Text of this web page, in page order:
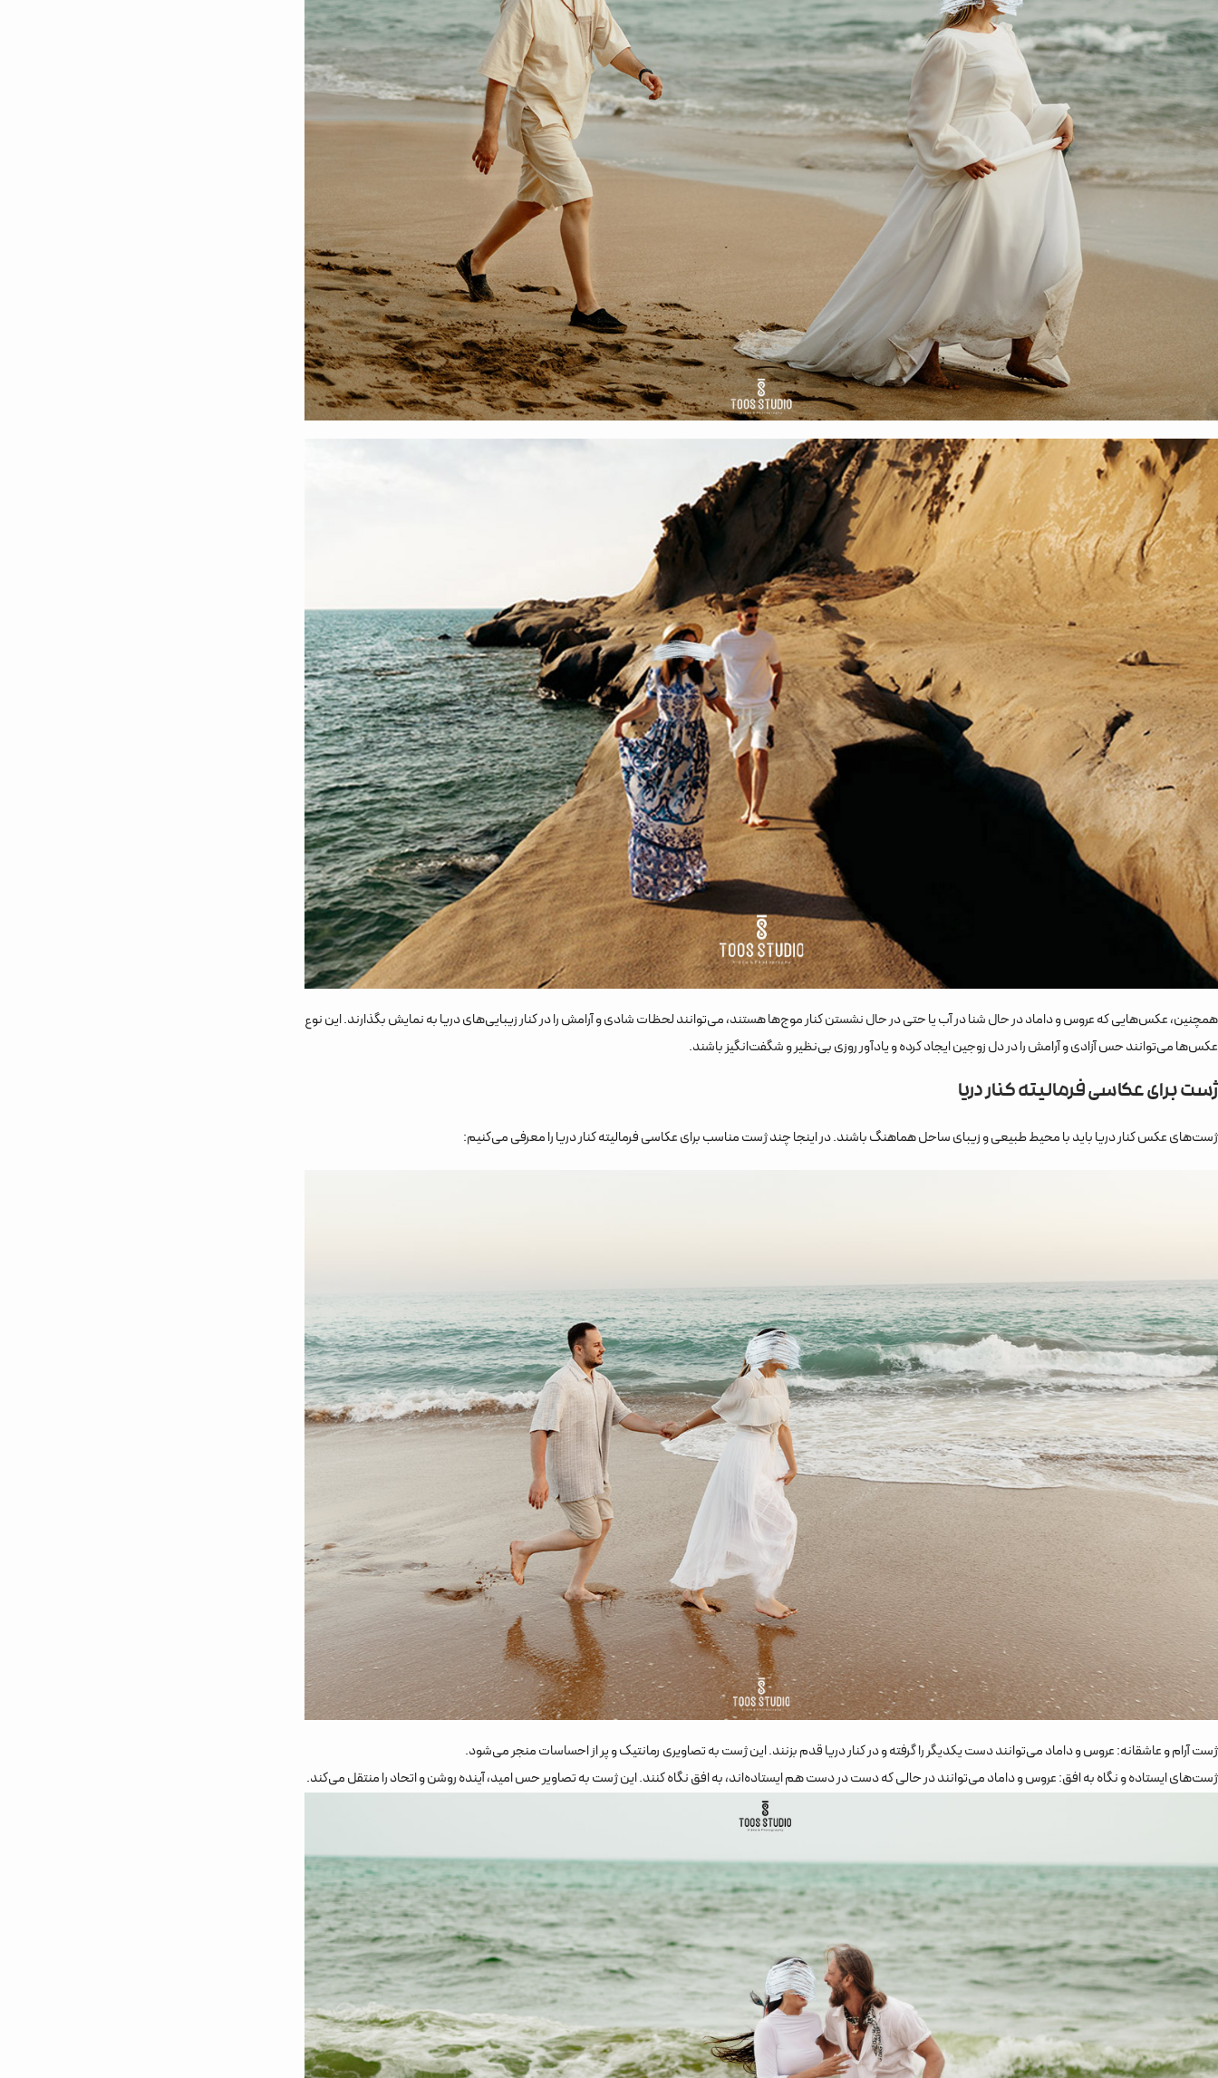
همچنین، عکس‌هایی که عروس و داماد در حال شنا در آب یا حتی در حال نشستن کنار موج‌ها هستند، می‌توانند لحظات شادی و آرامش را در کنار زیبایی‌های دریا به نمایش بگذارند. این نوع
عکس‌ها می‌توانند حس آزادی و آرامش را در دل زوجین ایجاد کرده و یادآور روزی بی‌نظیر و شگفت‌انگیز باشند.
ژست برای عکاسی فرمالیته کنار دریا
ژست‌های عکس کنار دریا باید با محیط طبیعی و زیبای ساحل هماهنگ باشند. در اینجا چند ژست مناسب برای عکاسی فرمالیته کنار دریا را معرفی می‌کنیم:
ژست آرام و عاشقانه: عروس و داماد می‌توانند دست یکدیگر را گرفته و در کنار دریا قدم بزنند. این ژست به تصاویری رمانتیک و پر از احساسات منجر می‌شود.
ژست‌های ایستاده و نگاه به افق: عروس و داماد می‌توانند در حالی که دست در دست هم ایستاده‌اند، به افق نگاه کنند. این ژست به تصاویر حس امید، آینده روشن و اتحاد را منتقل می‌کند.